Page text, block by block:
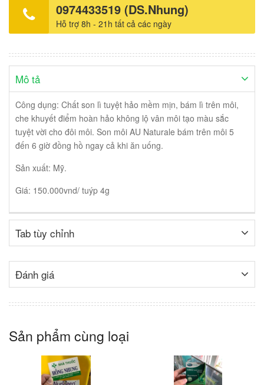
0974433519 (DS.Nhung)
Hỗ trợ 8h - 21h tất cả các ngày
Mô tả
Công dụng: Chất son lì tuyệt hảo mềm mịn, bám lì trên môi,
che khuyết điểm hoàn hảo không lộ vân môi tạo màu sắc
tuyệt vời cho đôi môi. Son môi AU Naturale bám trên môi 5
đến 6 giờ đồng hồ ngay cả khi ăn uống.
Sản xuất: Mỹ.
Giá: 150.000vnd/ tuýp 4g
Tab tùy chỉnh
Đánh giá
Sản phẩm cùng loại